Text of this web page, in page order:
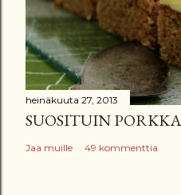
heinäkuuta 27, 2013
SUOSITUIN
Jaa muille 49 kommenttia